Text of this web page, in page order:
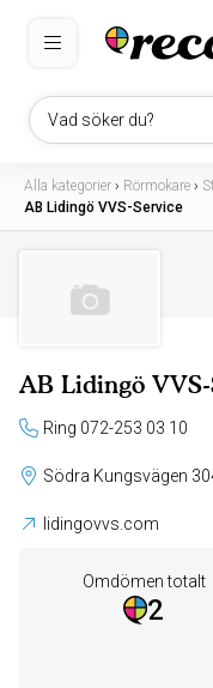
Vad söker du?
Alla kategorier › Rörmokare ›
AB Lidingö VVS-Service
AB Lidingö
Ring 072-253 03 10
lidingovvs.com
Omdömen totalt
2